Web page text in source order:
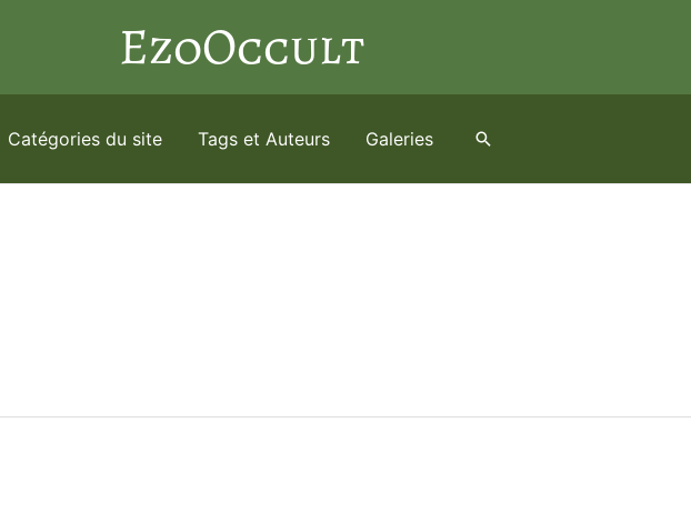
EzoOccult
Catégories du site Tags et Auteurs Galeries
R
c